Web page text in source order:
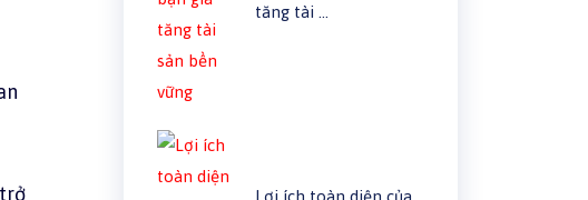
tăng tài …
Lợi ích toàn diện của